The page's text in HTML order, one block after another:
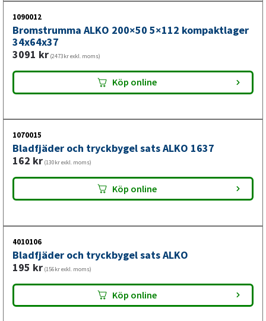
1090012
Bromstrumma ALKO 200×50 5×112 kompaktlager
34x64x37
3091 kr (2473kr exkl. moms)
Köp online
1070015
Bladfjäder och tryckbygel sats ALKO 1637
162 kr (130kr exkl. moms)
Köp online
4010106
Bladfjäder och tryckbygel sats ALKO
195 kr (156kr exkl. moms)
Köp online